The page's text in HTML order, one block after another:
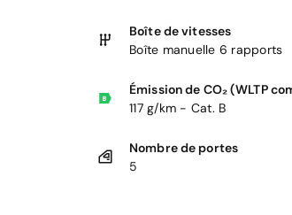
Boîte de vitesses
Boîte manuelle 6 rapports
Émission de CO₂ (WLTP
117 g/km - Cat. B
Nombre de portes
5